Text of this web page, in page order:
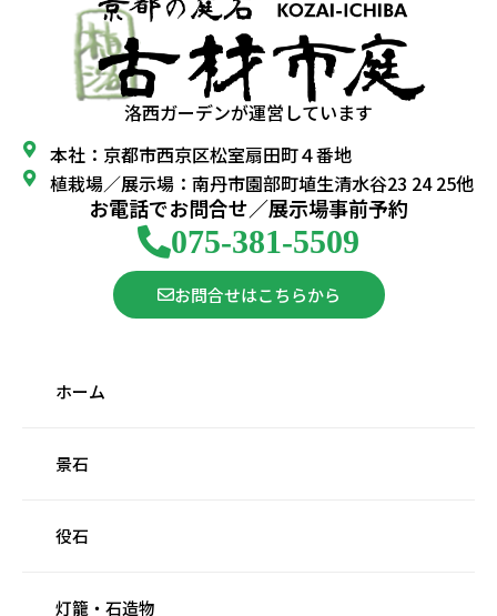
洛西ガーデンが運営しています
本社：京都市西京区松室扇田町４番地
植栽場／展示場：南丹市園部町埴生清水谷23 24 25他
お電話でお問合せ／展示場事前予約
075-381-5509
お問合せはこちらから
ホーム
景石
役石
灯籠・石造物